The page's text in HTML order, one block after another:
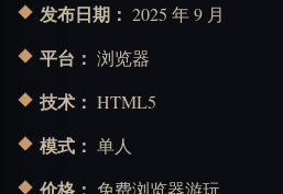
发布日期： 2025 年 9 月
平台： 浏览器
技术： HTML5
模式： 单人